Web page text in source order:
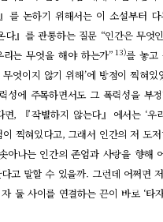
를 논하기 위해서는 이 소설부터
다』를 관통하는 질문 “인간은 무엇
는 무엇을 해야 하는가” 13)를 놓고
무엇이지 않기 위해’에 방점이 찍혀있
성에 주목하면서도 그 폭력성을 부
면, 『작별하지 않는다』에서는 ‘우
이 찍혀있다고, 그래서 인간의 저 도
아나는 인간의 존엄과 사랑을 향해
고 말할 수 있을까. 그런데 어쩌면
둘 사이를 연결하는 끈이 바로 ‘타